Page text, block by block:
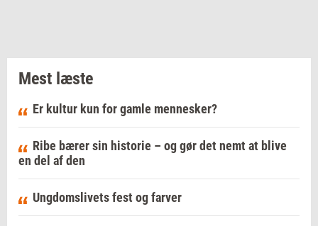
Mest læste
Er kultur kun for gamle mennesker?
Ribe bærer sin historie – og gør det nemt at blive
en del af den
Ungdomslivets fest og farver